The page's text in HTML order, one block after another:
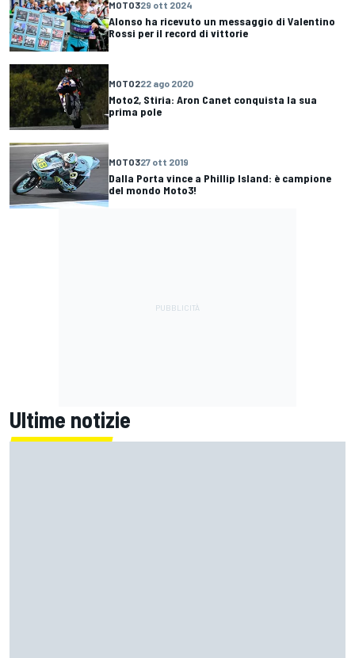
MOTO329 ott 2024
Alonso ha ricevuto un messaggio di Valentino
Rossi per il record di vittorie
MOTO222 ago 2020
Moto2, Stiria: Aron Canet conquista la sua
prima pole
MOTO327 ott 2019
Dalla Porta vince a Phillip Island: è campione
del mondo Moto3!
Ultime notizie